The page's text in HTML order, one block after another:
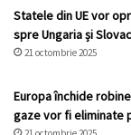
Statele din UE vor
spre Ungaria și
21 octombrie 2025
Europa închide
gaze vor fi eliminate